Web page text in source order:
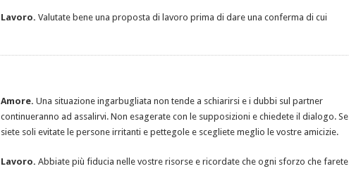
Lavoro. Valutate bene una proposta di lavoro prima di dare una conferma di cui
Amore. Una situazione ingarbugliata non tende a schiarirsi e i dubbi sul partner
continueranno ad assalirvi. Non esagerate con le supposizioni e chiedete il dialogo. Se
siete soli evitate le persone irritanti e pettegole e scegliete meglio le vostre amicizie.
Lavoro. Abbiate più fiducia nelle vostre risorse e ricordate che ogni sforzo che farete